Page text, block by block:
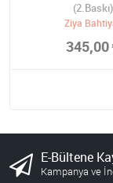
(2.Baskı)
Ziya
345,00
E-Bültene
Kampanya ve